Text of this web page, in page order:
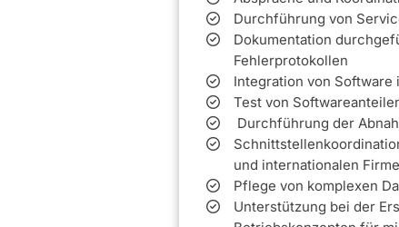
Durchführung von
Dokumentation
Fehlerprotokollen
Integration von Software
Test von
Durchführung der
und internationalen
Pflege von komplexen
Unterstützung bei der